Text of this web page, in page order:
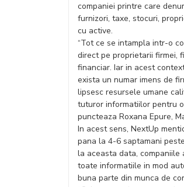
companiei printre care
furnizori, taxe, stocuri,
cu active.
“Tot ce se intampla intr-o
direct pe proprietarii firmei,
financiar. Iar in acest
exista un numar imens de
lipsesc resursele umane
tuturor informatiilor pentru
puncteaza Roxana Epure,
In acest sens, NextUp
pana la 4-6 saptamani
la aceasta data,
toate informatiile in mod
buna parte din munca de